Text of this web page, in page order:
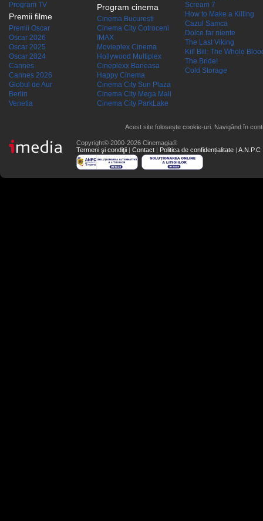
Program TV
Premii filme
Premii Oscar
Oscar 2026
Oscar 2025
Oscar 2024
Cannes
Cannes 2026
Globul de Aur
Berlin
Venetia
Program cinema
Cinema Bucuresti
Cinema City Cotroceni
IMAX
Movieplex Cinema
Hollywood Multiplex
Cineplexx Baneasa
Happy Cinema
Cinema City Sun Plaza
Cinema City Mega Mall
Cinema City ParkLake
Scream 7
How to Make a Killing
Cazul Samca
Dolce far niente
The Last Viking
Kill Bill: The Whole
The Bride!
Cold Storage
Acest site folosește cookie-uri. Navigând în
Copyright© 2000-2026 Cinemagia®
Termeni şi condiţii | Contact | Politica de confidențialitate | A.N.P.C